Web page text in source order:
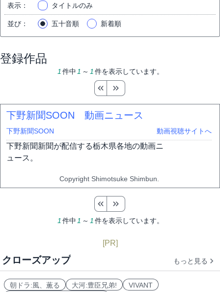
表示 ： タイトルのみ
並び ： 五十音順 新着順
登録作品
1 件中 1 ～ 1 件を表示しています。
下野新聞SOON 動画ニュース
下野新聞SOON 動画視聴サイトへ
下野新聞新聞が配信する栃木県各地の動画ニ
ュース。
Copyright Shimotsuke Shimbun.
1 件中 1 ～ 1 件を表示しています。
[PR]
クローズアップ もっと見る
朝ドラ:風、薫る 大河:豊臣兄弟!
VIVANT